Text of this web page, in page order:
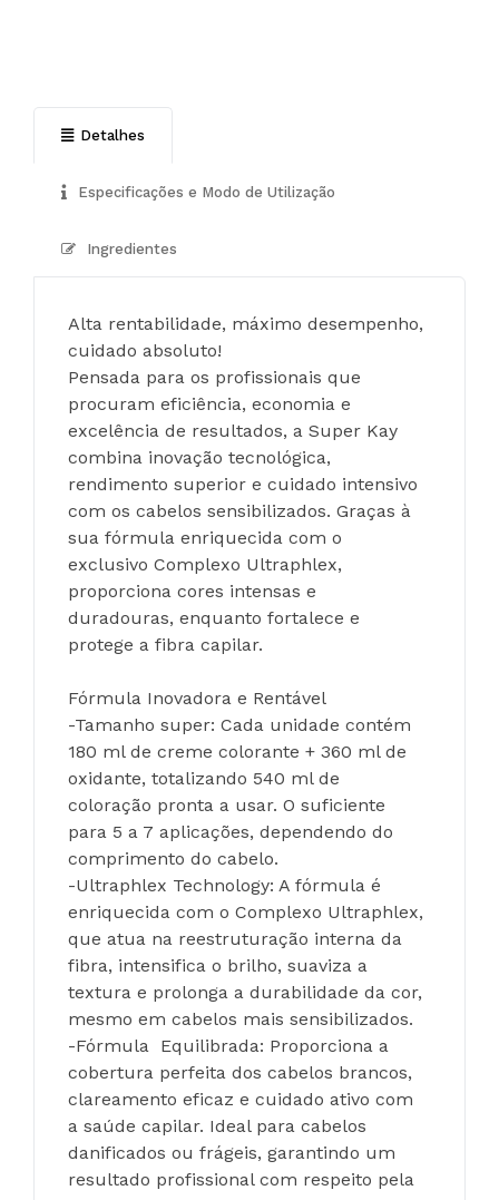
Detalhes
Especificações e Modo de Utilização
Ingredientes
Alta rentabilidade, máximo desempenho,
cuidado absoluto!
Pensada para os profissionais que
procuram eficiência, economia e
excelência de resultados, a Super Kay
combina inovação tecnológica,
rendimento superior e cuidado intensivo
com os cabelos sensibilizados. Graças à
sua fórmula enriquecida com o
exclusivo Complexo Ultraphlex,
proporciona cores intensas e
duradouras, enquanto fortalece e
protege a fibra capilar.
Fórmula Inovadora e Rentável
-Tamanho super: Cada unidade contém
180 ml de creme colorante + 360 ml de
oxidante, totalizando 540 ml de
coloração pronta a usar. O suficiente
para 5 a 7 aplicações, dependendo do
comprimento do cabelo.
-Ultraphlex Technology: A fórmula é
enriquecida com o Complexo Ultraphlex,
que atua na reestruturação interna da
fibra, intensifica o brilho, suaviza a
textura e prolonga a durabilidade da cor,
mesmo em cabelos mais sensibilizados.
-Fórmula  Equilibrada: Proporciona a
cobertura perfeita dos cabelos brancos,
clareamento eficaz e cuidado ativo com
a saúde capilar. Ideal para cabelos
danificados ou frágeis, garantindo um
resultado profissional com respeito pela